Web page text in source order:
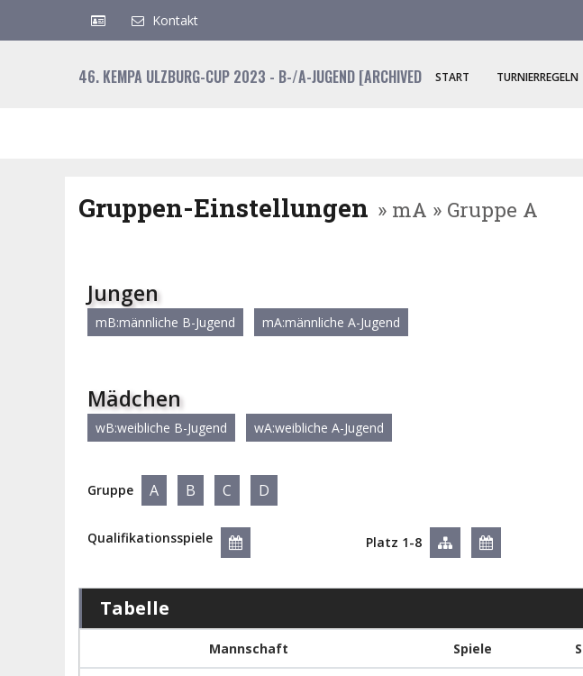
Kontakt
46. KEMPA ULZBURG-CUP 2023 - B-/A-JUGEND [ARCHIVED START TURNIERREGELN
Gruppen-Einstellungen » mA » Gruppe A
Jungen
mB:männliche B-Jugend mA:männliche A-Jugend
Mädchen
wB:weibliche B-Jugend wA:weibliche A-Jugend
Gruppe A B C D
Qualifikationsspiele Platz 1-8
Tabelle
Mannschaft Spiele S